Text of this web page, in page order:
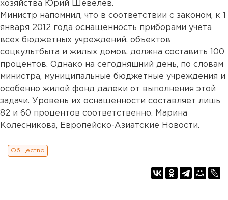
хозяйства Юрий Шевелев.
Министр напомнил, что в соответствии с законом, к 1
января 2012 года оснащенность приборами учета
всех бюджетных учреждений, объектов
соцкультбыта и жилых домов, должна составить 100
процентов. Однако на сегодняшний день, по словам
министра, муниципальные бюджетные учреждения и
особенно жилой фонд далеки от выполнения этой
задачи. Уровень их оснащенности составляет лишь
82 и 60 процентов соответственно. Марина
Колесникова, Европейско-Азиатские Новости.
Общество